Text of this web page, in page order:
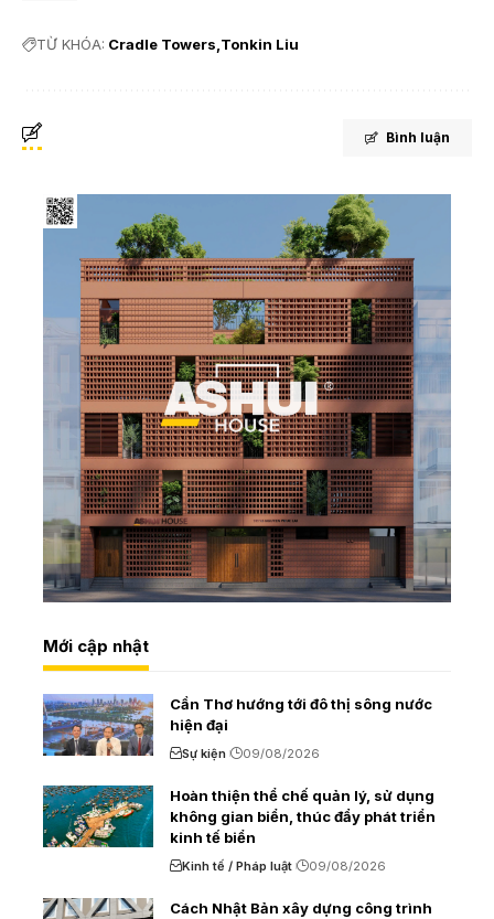
TỪ KHÓA: Cradle Towers Tonkin Liu
Bình luận
Mới cập nhật
Cần Thơ hướng tới đô thị sông nước
hiện đại
Sự kiện 09/08/2026
Hoàn thiện thể chế quản lý, sử dụng
không gian biển, thúc đẩy phát triển
kinh tế biển
Kinh tế / Pháp luật 09/08/2026
Cách Nhật Bản xây dựng công trình